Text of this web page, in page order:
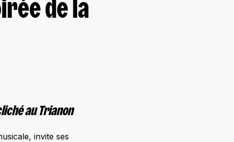
de la
au Trianon
invite ses